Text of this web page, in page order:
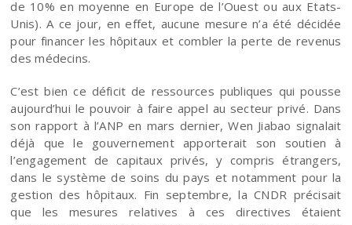
de 10% en moyenne en Europe de l’Ouest ou aux Etats-
Unis). A ce jour, en effet, aucune mesure n’a été décidée
pour financer les hôpitaux et combler la perte de revenus
des médecins.
C’est bien ce déficit de ressources publiques qui pousse
aujourd’hui le pouvoir à faire appel au secteur privé. Dans
son rapport à l’ANP en mars dernier, Wen Jiabao signalait
déjà que le gouvernement apporterait son soutien à
l’engagement de capitaux privés, y compris étrangers,
dans le système de soins du pays et notamment pour la
gestion des hôpitaux. Fin septembre, la CNDR précisait
que les mesures relatives à ces directives étaient